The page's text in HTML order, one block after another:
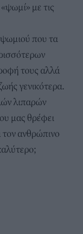
ψωμί» με τις
που τα
τους αλλά
γενικότερα.
λιπαρών
μας θρέφει
τον ανθρώπινο